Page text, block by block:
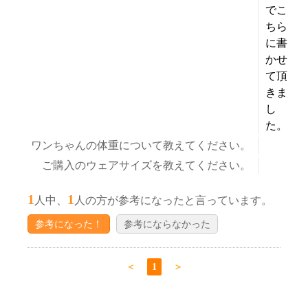
でこ
ちら
に書
かせ
て頂
きま
し
た。
ワンちゃんの体重について教えてください。
ご購入のウェアサイズを教えてください。
1 人中、 1 人の方が参考になったと言っています。
参考になった！ 参考にならなかった
＜ 1 ＞